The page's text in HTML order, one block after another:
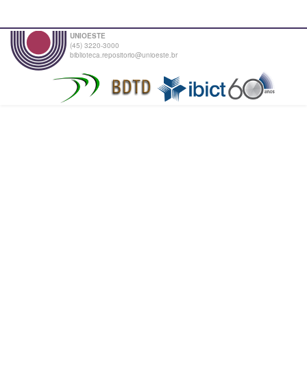
UNIOESTE
(45) 3220-3000
biblioteca.repositorio@unioeste.br